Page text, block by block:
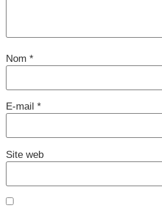
Nom *
E-mail *
Site web